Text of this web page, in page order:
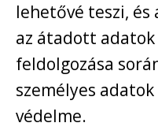
lehetővé teszi, és
az átadott
feldolgozása
személyes
védelme.